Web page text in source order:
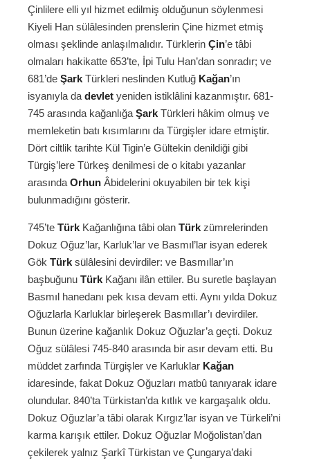
Çinlilere elli yıl hizmet edilmiş olduğunun söylenmesi
Kiyeli Han sülâlesinden prenslerin Çine hizmet etmiş
olması şeklinde anlaşılmalıdır. Türklerin Çin’e tâbi
olmaları hakikatte 653’te, İpi Tulu Han’dan sonradır; ve
681’de Şark Türkleri neslinden Kutluğ Kağan’ın
isyanıyla da devlet yeniden istiklâlini kazanmıştır. 681-
745 arasında kağanlığa Şark Türkleri hâkim olmuş ve
memleketin batı kısımlarını da Türgişler idare etmiştir.
Dört ciltlik tarihte Kül Tigin’e Gültekin denildiği gibi
Türgiş’lere Türkeş denilmesi de o kitabı yazanlar
arasında Orhun Âbidelerini okuyabilen bir tek kişi
bulunmadığını gösterir.
745’te Türk Kağanlığına tâbi olan Türk zümrelerinden
Dokuz Oğuz’lar, Karluk’lar ve Basmıl’lar isyan ederek
Gök Türk sülâlesini devirdiler: ve Basmıllar’ın
başbuğunu Türk Kağanı ilân ettiler. Bu suretle başlayan
Basmıl hanedanı pek kısa devam etti. Aynı yılda Dokuz
Oğuzlarla Karluklar birleşerek Basmıllar’ı devirdiler.
Bunun üzerine kağanlık Dokuz Oğuzlar’a geçti. Dokuz
Oğuz sülâlesi 745-840 arasında bir asır devam etti. Bu
müddet zarfında Türgişler ve Karluklar Kağan
idaresinde, fakat Dokuz Oğuzları matbû tanıyarak idare
olundular. 840’ta Türkistan’da kıtlık ve kargaşalık oldu.
Dokuz Oğuzlar’a tâbi olarak Kırgız’lar isyan ve Türkeli’ni
karma karışık ettiler. Dokuz Oğuzlar Moğolistan’dan
çekilerek yalnız Şarkî Türkistan ve Çungarya’daki